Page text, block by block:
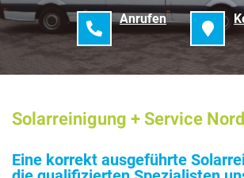
Anrufen
Solarreinigung + Service Nord
Eine korrekt ausgeführte